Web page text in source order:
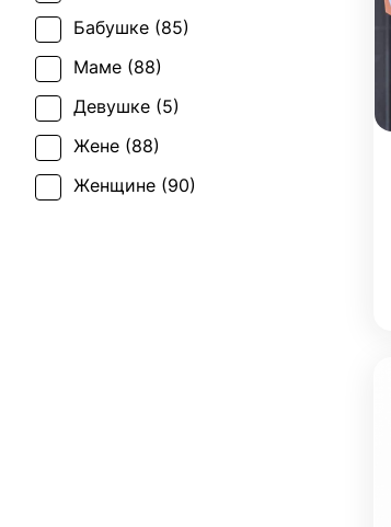
Первое свидание (
Последний звонок (
Рождение ребенка (
Рождество (
Свадьба (
1)
Бабушке (85)
Маме (88)
Девушке (5)
Жене (88)
Женщине (90)